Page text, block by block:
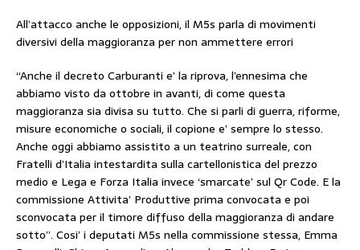
All’attacco anche le opposizioni, il M5s parla di movimenti
diversivi della maggioranza per non ammettere errori
“Anche il decreto Carburanti e’ la riprova, l’ennesima che
abbiamo visto da ottobre in avanti, di come questa
maggioranza sia divisa su tutto. Che si parli di guerra, riforme,
misure economiche o sociali, il copione e’ sempre lo stesso.
Anche oggi abbiamo assistito a un teatrino surreale, con
Fratelli d’Italia intestardita sulla cartellonistica del prezzo
medio e Lega e Forza Italia invece ‘smarcate’ sul Qr Code. E la
commissione Attivita’ Produttive prima convocata e poi
sconvocata per il timore diffuso della maggioranza di andare
sotto”. Cosi’ i deputati M5s nella commissione stessa, Emma